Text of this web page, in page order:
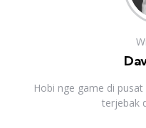
Hobi nge game di
terjebak